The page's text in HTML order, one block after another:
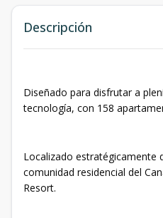
Descripción
Diseñado para disfrutar a
tecnología, con 158
Localizado estratégicamente
comunidad residencial del
Resort.